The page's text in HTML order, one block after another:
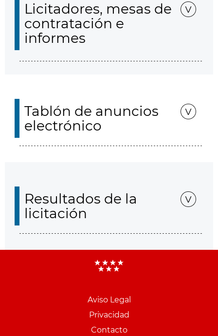
Licitadores, mesas de
contratación e
informes
Tablón de anuncios
electrónico
Resultados de la
licitación
Aviso Legal
Privacidad
Contacto